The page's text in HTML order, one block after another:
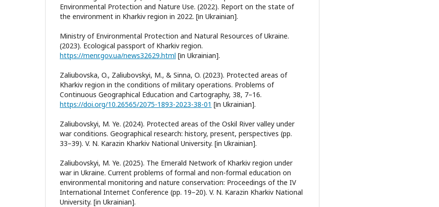
Environmental Protection and Nature Use. (2022). Report on the state of
the environment in Kharkiv region in 2022. [іn Ukrainian].
Ministry of Environmental Protection and Natural Resources of Ukraine.
(2023). Ecological passport of Kharkiv region.
https://menr.gov.ua/news32629.html [іn Ukrainian].
Zaliubovska, O., Zaliubovskyi, M., & Sinna, O. (2023). Рrotected areas of
Kharkiv region in the conditions of military operations. Problems of
Continuous Geographical Education and Cartography, 38, 7–16.
https://doi.org/10.26565/2075-1893-2023-38-01 [іn Ukrainian].
Zaliubovskyi, M. Ye. (2024). Protected areas of the Oskil River valley under
war conditions. Geographical research: history, present, perspectives (pp.
33–39). V. N. Karazin Kharkiv National University. [in Ukrainian].
Zaliubovskyi, M. Ye. (2025). The Emerald Network of Kharkiv region under
war in Ukraine. Current problems of formal and non-formal education on
environmental monitoring and nature conservation: Proceedings of the IV
International Internet Conference (pp. 19–20). V. N. Karazin Kharkiv National
University. [in Ukrainian].